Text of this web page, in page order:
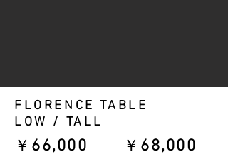
FLORENCE TABLE
LOW / TALL
​￥ 66,000 ​￥ 68,000